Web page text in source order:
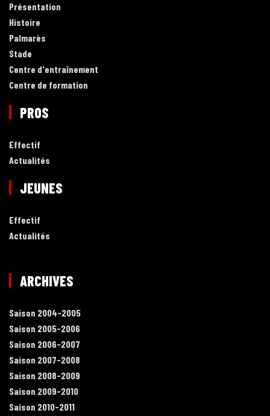
Présentation
Histoire
Palmarès
Stade
Centre d'entraînement
Centre de formation
PROS
Effectif
Actualités
JEUNES
Effectif
Actualités
ARCHIVES
Saison 2004-2005
Saison 2005-2006
Saison 2006-2007
Saison 2007-2008
Saison 2008-2009
Saison 2009-2010
Saison 2010-2011